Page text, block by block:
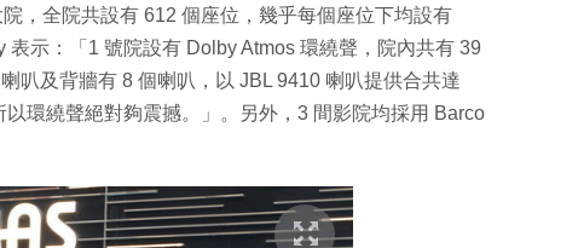
，全院共設有 612 個座位，幾乎每個座位下均設有
示：「1 號院設有 Dolby Atmos 環繞聲，院內共有 39
叭及背牆有 8 個喇叭，以 JBL 9410 喇叭提供合共達
環繞聲絕對夠震撼。」。另外，3 間影院均採用 Barco